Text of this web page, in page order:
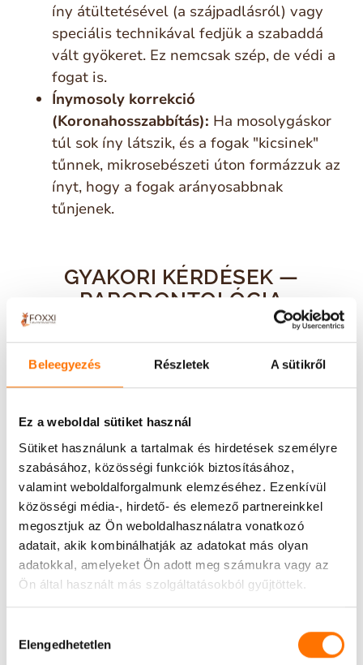
Beleegyezés Részletek A sütikről
Ez a weboldal sütiket használ
Sütiket használunk a tartalmak és hirdetések személyre
szabásához, közösségi funkciók biztosításához,
valamint weboldalforgalmunk elemzéséhez. Ezenkívül
közösségi média-, hirdető- és elemező partnereinkkel
megosztjuk az Ön weboldalhasználatra vonatkozó
adatait, akik kombinálhatják az adatokat más olyan
adatokkal, amelyeket Ön adott meg számukra vagy az
Ön által használt más szolgáltatásokból gyűjtöttek.
kiválasztása
Elengedhetetlen
íny átültetésével (a szájpadlásról) vagy
speciális technikával fedjük a szabaddá
vált gyökeret. Ez nemcsak szép, de védi a
fogat is.
Ínymosoly korrekció
(Koronahosszabbítás): Ha mosolygáskor
túl sok íny látszik, és a fogak "kicsinek"
tűnnek, mikrosebészeti úton formázzuk az
ínyt, hogy a fogak arányosabbnak
tűnjenek.
GYAKORI KÉRDÉSEK —
PARODONTOLÓGIA
Gyógyítható a fogágybetegség?
Miért vérzik az ínyem fogmosáskor?
Fáj a parodontológiai küret?
Örökölhető a fogágybetegség?
A dohányzás ront a helyzeten?
Mit jelent a mozgó fogak sínezése?